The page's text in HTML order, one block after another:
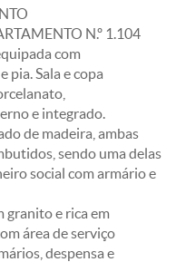
N.º 1.104
com
pia. Sala e copa
e integrado.
de madeira, ambas
sendo uma delas
social com armário e
granito e rica em
área de serviço
despensa e